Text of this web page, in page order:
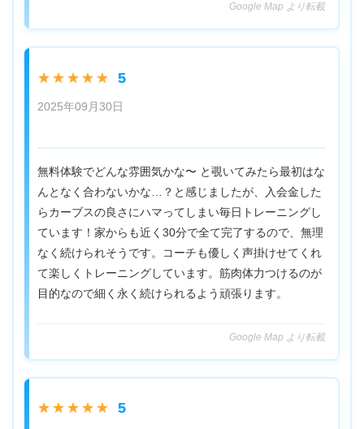
Google Map より転載
★★★★★ 5
2025年09月30日
無料体験でどんな雰囲気かな〜 と覗いてみたら最初はな
んとなく合わないかな…？と感じましたが、入会金した
らカーブスの良さにハマってしまい毎日トレーニングし
ています！家からも近く30分で全て完了するので、無理
なく続けられそうです。コーチも優しく声掛けせてくれ
て楽しくトレーニングしています。筋肉体力つけるのが
目的なので細く永く続けられるよう頑張ります。
Google Map より転載
★★★★★ 5